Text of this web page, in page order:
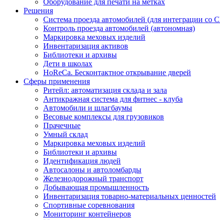
Оборудование для печати на метках
Решения
Система проезда автомобилей (для интеграции со
Контроль проезда автомобилей (автономная)
Маркировка меховых изделий
Инвентаризация активов
Библиотеки и архивы
Дети в школах
HoReCa. Бесконтактное открывание дверей
Сферы применения
Ритейл: автоматизация склада и зала
Антикражная система для фитнес - клуба
Автомобили и шлагбаумы
Весовые комплексы для грузовиков
Прачечные
Умный склад
Маркировка меховых изделий
Библиотеки и архивы
Идентификация людей
Автосалоны и автоломбарды
Железнодорожный транспорт
Добывающая промышленность
Инвентаризация товарно-материальных ценностей
Спортивные соревнования
Мониторинг контейнеров